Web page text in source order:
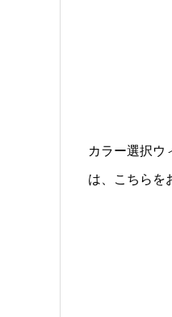
カラー選択ウ
は、こちらを